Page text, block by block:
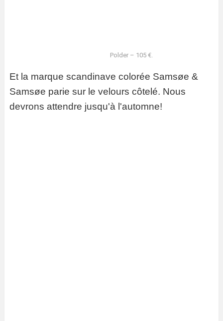
Polder – 105 €.
Et la marque scandinave colorée Samsøe &
Samsøe parie sur le velours côtelé. Nous
devrons attendre jusqu'à l'automne!